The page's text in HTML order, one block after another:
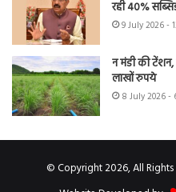
रही 40%
9 July 2026 -
न मंडी की
लाखों रुपये
8 July 2026 -
© Copyright 2026, All